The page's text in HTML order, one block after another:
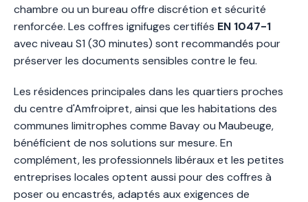
chambre ou un bureau offre discrétion et sécurité
renforcée. Les coffres ignifuges certifiés EN 1047-1
avec niveau S1 (30 minutes) sont recommandés pour
préserver les documents sensibles contre le feu.
Les résidences principales dans les quartiers proches
du centre d'Amfroipret, ainsi que les habitations des
communes limitrophes comme Bavay ou Maubeuge,
bénéficient de nos solutions sur mesure. En
complément, les professionnels libéraux et les petites
entreprises locales optent aussi pour des coffres à
poser ou encastrés, adaptés aux exigences de